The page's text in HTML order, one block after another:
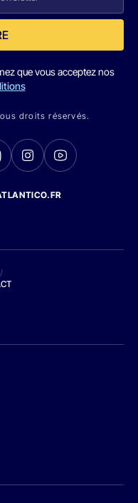
que vous acceptez nos
droits réservés.
/